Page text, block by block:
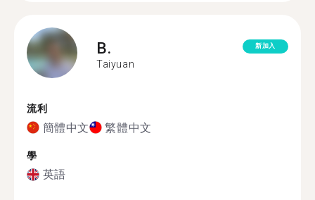
B.
Taiyuan
新加入
流利
簡體中文 繁體中文
學
英語